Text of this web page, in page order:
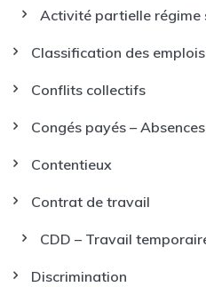
Activité partielle régime
Classification des emplois
Conflits collectifs
Congés payés – Absences
Contentieux
Contrat de travail
CDD – Travail
Discrimination